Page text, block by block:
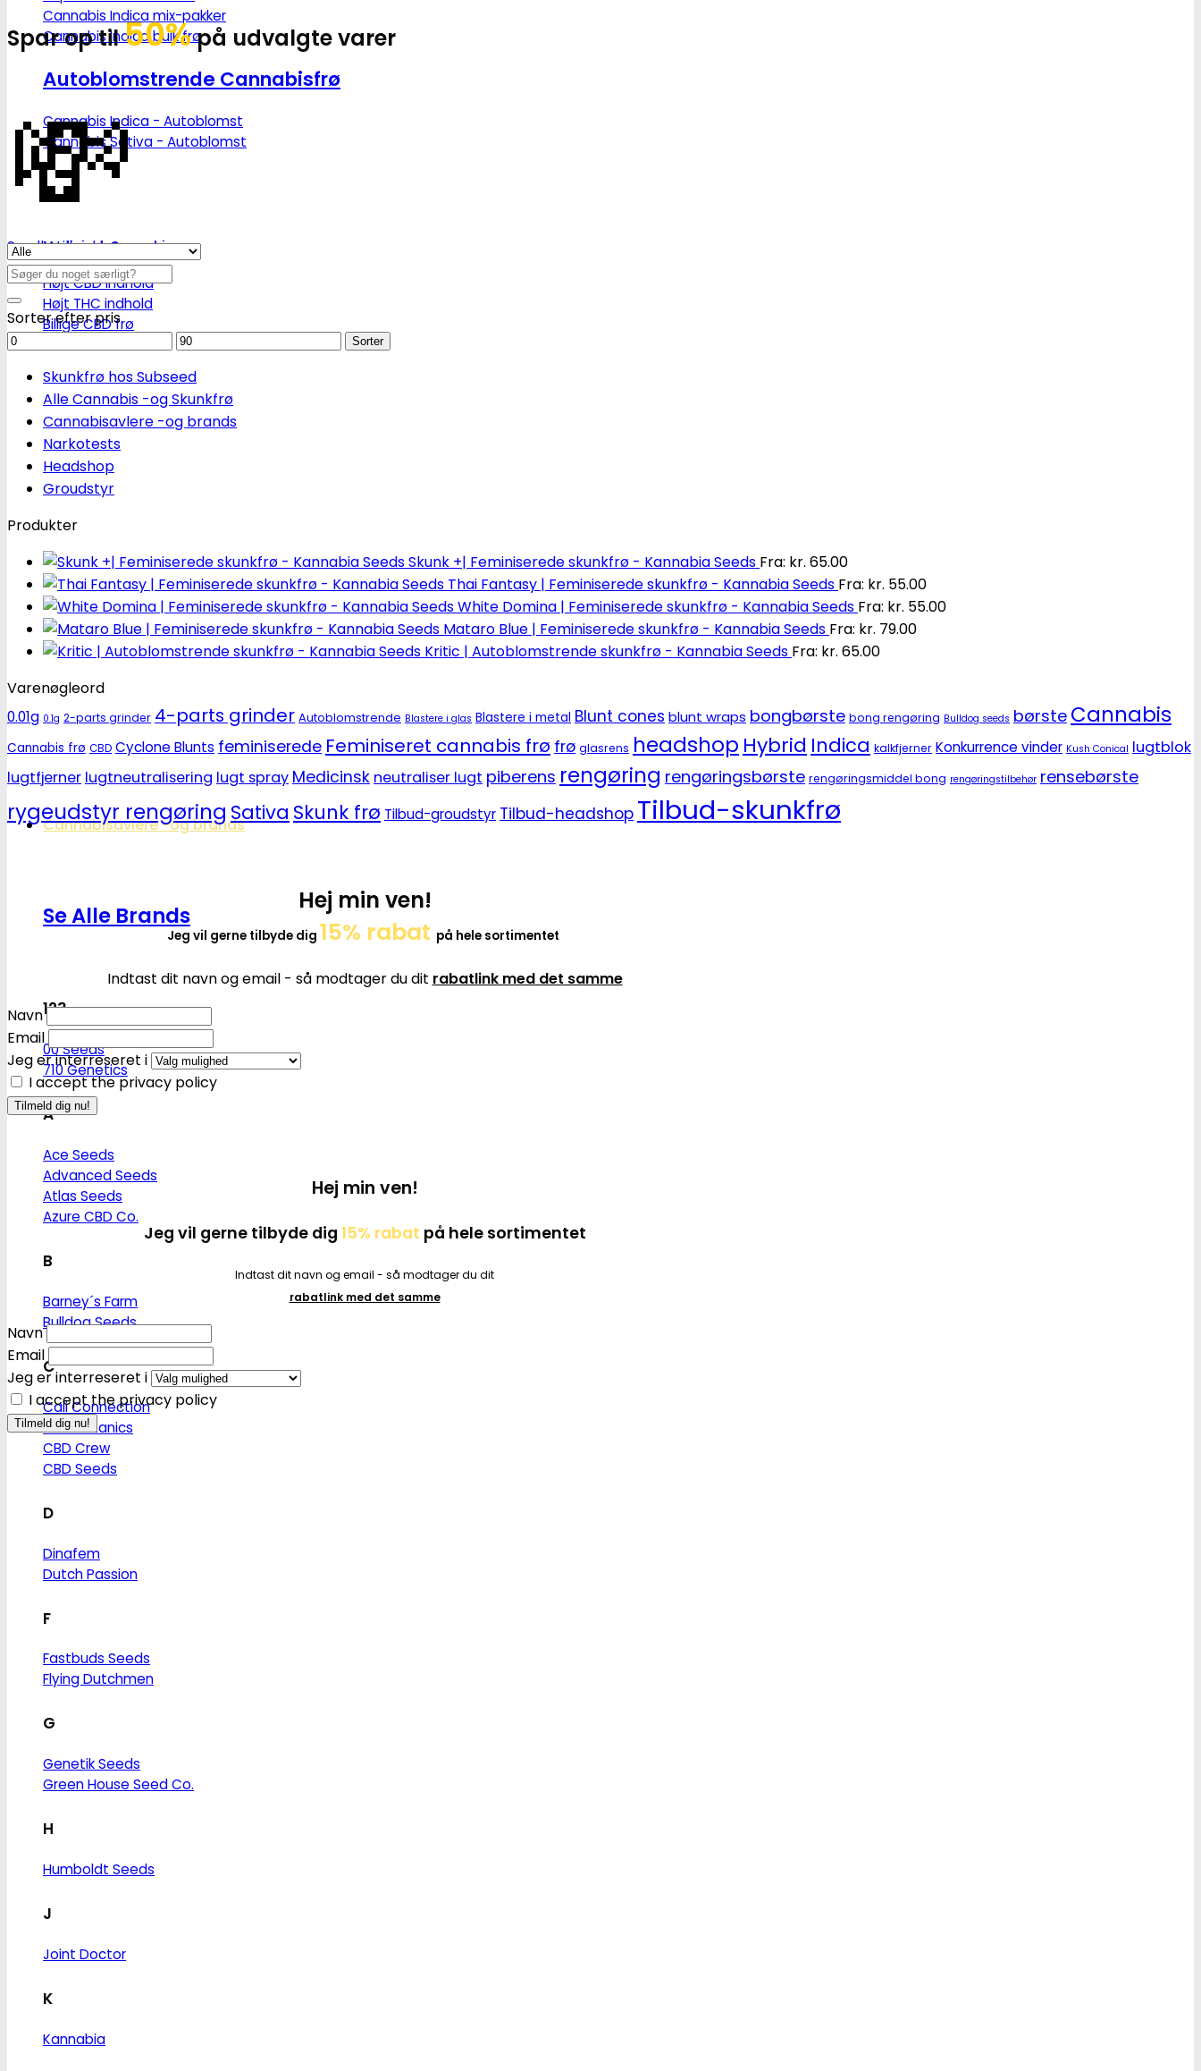
Cannabis Indica mix-pakker
Cannabis Indica bulk frø
Autoblomstrende Cannabisfrø
Cannabis Indica - Autoblomst
Cannabis Sativa - Autoblomst
Medicinsk Cannabis
Højt CBD indhold
Højt THC indhold
Billige CBD frø
Cannabisavlere -og brands
Se Alle Brands
123
00 Seeds
710 Genetics
A
Ace Seeds
Advanced Seeds
Atlas Seeds
Azure CBD Co.
B
Barney´s Farm
Bulldog Seeds
C
Cali Connection
CBD Botanics
CBD Crew
CBD Seeds
D
Dinafem
Dutch Passion
F
Fastbuds Seeds
Flying Dutchmen
G
Genetik Seeds
Green House Seed Co.
H
Humboldt Seeds
J
Joint Doctor
K
Kannabia
Spar op til50%på udvalgte varer
💸
Se alle tilbud her
Søg
efter:
Sorter efter pris
Mindstepris
Maks.
Sorter
Skunkfrø hos Subseed
Alle Cannabis -og Skunkfrø
Cannabisavlere -og brands
Narkotests
Headshop
Groudstyr
Produkter
Skunk +| Feminiserede skunkfrø - Kannabia Seeds Fra: kr. 65.00
Thai Fantasy | Feminiserede skunkfrø - Kannabia Seeds Fra: kr. 55.00
White Domina | Feminiserede skunkfrø - Kannabia Seeds Fra: kr. 55.00
Mataro Blue | Feminiserede skunkfrø - Kannabia Seeds Fra: kr. 79.00
Kritic | Autoblomstrende skunkfrø - Kannabia Seeds Fra: kr. 65.00
Varenøgleord
0.01g 0.1g 2-parts grinder 4-parts grinder Autoblomstrende Blastere i glas Blastere i metal Blunt cones blunt wraps bongbørste bong rengøring Bulldog seeds børste Cannabis
Cannabis frø CBD Cyclone Blunts feminiserede Feminiseret cannabis frø frø glasrens headshop Hybrid Indica kalkfjerner Konkurrence vinder Kush Conical lugtblok
lugtfjerner lugtneutralisering lugt spray Medicinsk neutraliser lugt piberens rengøring rengøringsbørste rengøringsmiddel bong rengøringstilbehør rensebørste
rygeudstyr rengøring Sativa Skunk frø Tilbud-groudstyr Tilbud-headshop Tilbud-skunkfrø
Hej min ven!
Jeg vil gerne tilbyde dig 15% rabat på hele sortimentet
Indtast dit navn og email - så modtager du dit rabatlink med det samme
Navn
Email
Jeg er interreseret i
I accept the privacy policy
Hej min ven!
Jeg vil gerne tilbyde dig 15% rabat på hele sortimentet
Indtast dit navn og email - så modtager du dit
rabatlink med det samme
Navn
Email
Jeg er interreseret i
I accept the privacy policy